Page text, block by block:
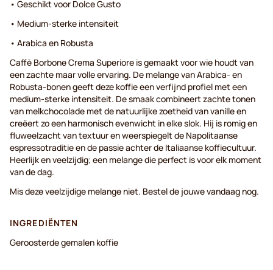
• Geschikt voor Dolce Gusto
• Medium-sterke intensiteit
• Arabica en Robusta
Caffè Borbone Crema Superiore is gemaakt voor wie houdt van
een zachte maar volle ervaring. De melange van Arabica- en
Robusta-bonen geeft deze koffie een verfijnd profiel met een
medium-sterke intensiteit. De smaak combineert zachte tonen
van melkchocolade met de natuurlijke zoetheid van vanille en
creëert zo een harmonisch evenwicht in elke slok. Hij is romig en
fluweelzacht van textuur en weerspiegelt de Napolitaanse
espressotraditie en de passie achter de Italiaanse koffiecultuur.
Heerlijk en veelzijdig; een melange die perfect is voor elk moment
van de dag.
Mis deze veelzijdige melange niet. Bestel de jouwe vandaag nog.
INGREDIËNTEN
Geroosterde gemalen koffie